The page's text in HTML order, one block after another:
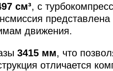
см³, с
представлена
движения.
3415 мм, что
отличается